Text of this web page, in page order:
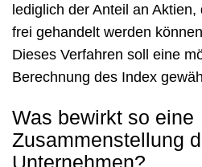
lediglich der Anteil an
frei gehandelt werden
Dieses Verfahren soll eine
Berechnung des Index
Was bewirkt so eine
Zusammenstellung
Unternehmen?